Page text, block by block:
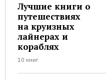
Лучшие книги о
путешествиях
на круизных
лайнерах и
кораблях
10 книг